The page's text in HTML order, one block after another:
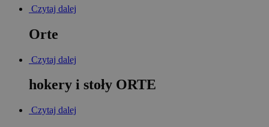
Czytaj dalej
Orte
Czytaj dalej
hokery i stoły ORTE
Czytaj dalej